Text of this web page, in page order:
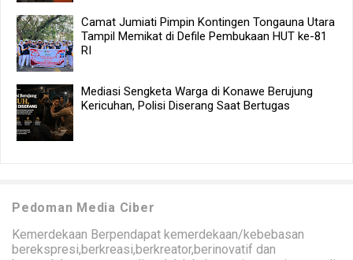
Camat Jumiati Pimpin Kontingen Tongauna Utara
Tampil Memikat di Defile Pembukaan HUT ke-81
RI
Mediasi Sengketa Warga di Konawe Berujung
Kericuhan, Polisi Diserang Saat Bertugas
Pedoman Media Ciber
Kemerdekaan Berpendapat kemerdekaan/kebebasan
berekspresi,berkreasi,berkreator,berinovatif dan